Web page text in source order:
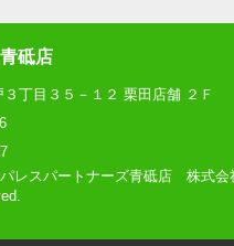
砥店
丁目３５－１２ 栗田店舗 ２Ｆ
レスパートナーズ青砥店 株式会